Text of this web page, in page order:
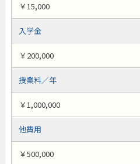
￥15,000
入学金
￥200,000
授業料／年
￥1,000,000
他費用
￥500,000